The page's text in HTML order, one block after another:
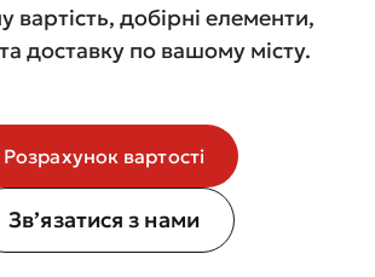
вартість, добірні елементи,
доставку по вашому місту.
Розрахунок вартості
Зв’язатися з нами